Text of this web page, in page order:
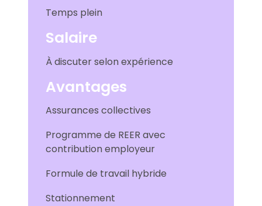
Temps plein
Salaire
À discuter selon expérience
Avantages
Assurances collectives
Programme de REER avec
contribution employeur
Formule de travail hybride
Stationnement